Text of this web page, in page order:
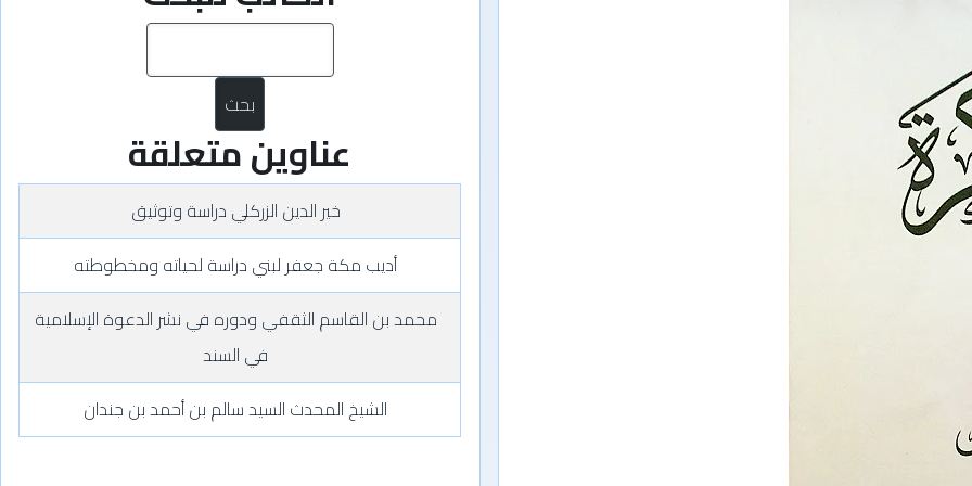
عناوين متعلقة
خير الدين الزركلي دراسة وتوثيق
أديب مكة جعفر لبني دراسة لحياته ومخطوطته
محمد بن القاسم الثقفي ودوره في نشر الدعوة الإسلامية
في السند
الشيخ المحدث السيد سالم بن أحمد بن جندان